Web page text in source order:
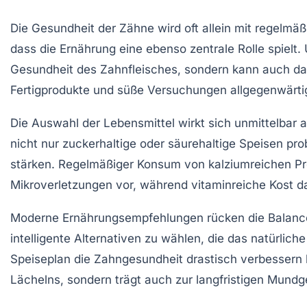
Die Gesundheit der Zähne wird oft allein mit
dass die Ernährung eine ebenso zentrale Rolle
Gesundheit des Zahnfleisches, sondern kann auch
Fertigprodukte und süße Versuchungen
Die Auswahl der Lebensmittel wirkt sich unmittelbar
nicht nur zuckerhaltige oder säurehaltige Speisen
stärken. Regelmäßiger Konsum von kalziumreichen
Mikroverletzungen vor, während vitaminreiche Kost
Moderne Ernährungsempfehlungen rücken die
intelligente Alternativen zu wählen, die das
Speiseplan die Zahngesundheit drastisch
Lächelns, sondern trägt auch zur langfristigen